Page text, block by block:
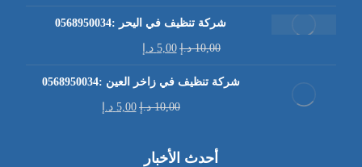
شركة تنظيف في اليحر :0568950034
10,00 د.إ 5,00 د.إ
شركة تنظيف في زاخر العين :0568950034
10,00 د.إ 5,00 د.إ
أحدث الأخبار